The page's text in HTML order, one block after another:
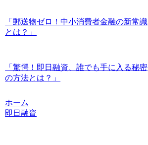
「郵送物ゼロ！中小消費者金融の新常識
とは？」
「驚愕！即日融資、誰でも手に入る秘密
の方法とは？」
ホーム
即日融資